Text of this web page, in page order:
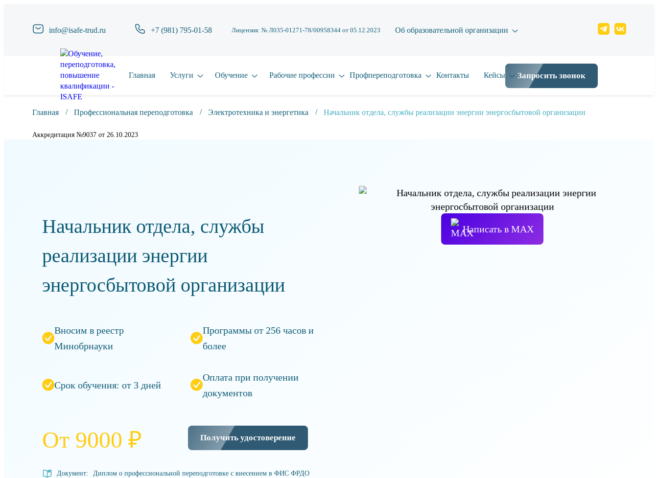
info@isafe-trud.ru +7 (981) 795-01-58 Лицензия: № Л035-01271-78/00958344 от 05.12.2023 Об образовательной организации
Главная Услуги Обучение Рабочие профессии Профпереподготовка Контакты Кейсы Запросить звонок
Главная Профессиональная переподготовка Электротехника и энергетика Начальник отдела, службы реализации энергии энергосбытовой организации
Аккредитация №9037 от 26.10.2023
Начальник отдела, службы
реализации энергии
энергосбытовой организации
Вносим в реестр
Минобрнауки
Программы от 256 часов и
более
Срок обучения: от 3 дней
Оплата при получении
документов
От 9000 ₽ Получить удостоверение
Написать в МАХ
Документ: Диплом о профессиональной переподготовке с внесением в ФИС ФРДО